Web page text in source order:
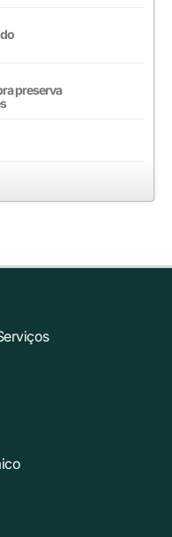
preserva